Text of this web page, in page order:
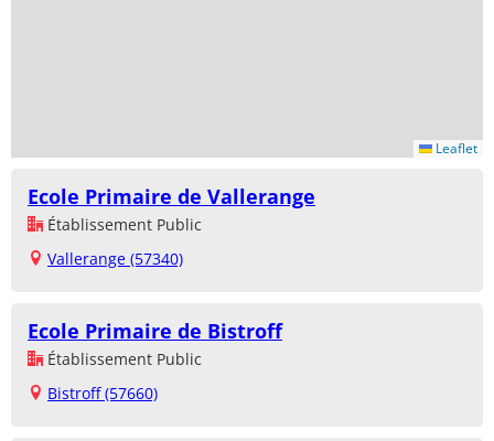
Leaflet
Ecole Primaire de Vallerange
Établissement Public
Vallerange (57340)
Ecole Primaire de Bistroff
Établissement Public
Bistroff (57660)